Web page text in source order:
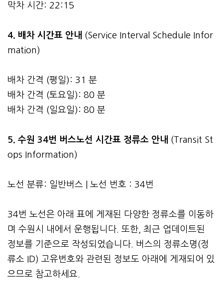
막차 시간: 22:15
4. 배차 시간표 안내 (Service Interval Schedule Infor
mation)
배차 간격 (평일): 31 분
배차 간격 (토요일): 80 분
배차 간격 (일요일): 80 분
5. 수원 34번 버스노선 시간표 정류소 안내 (Transit St
ops Information)
노선 분류: 일반버스 | 노선 번호 : 34번
34번 노선은 아래 표에 게재된 다양한 정류소를 이동하
며 수원시 내에서 운행됩니다. 또한, 최근 업데이트된
정보를 기준으로 작성되었습니다. 버스의 정류소명(정
류소 ID) 고유번호와 관련된 정보도 아래에 게재되어 있
으므로 참고하세요.